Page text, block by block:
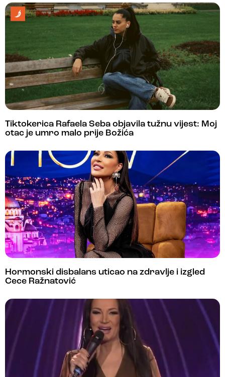
Tiktokerica Rafaela Seba objavila tužnu vijest: Moj
otac je umro malo prije Božića
Hormonski disbalans uticao na zdravlje i izgled
Cece Ražnatović